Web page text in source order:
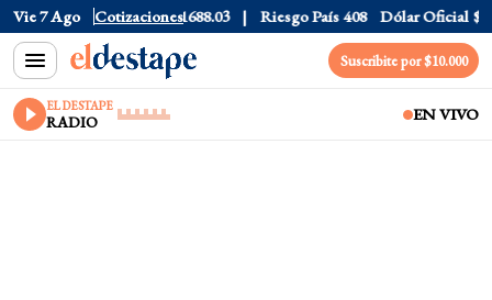
Vie 7 Ago Cotizaciones
$1577.3 Euro $1688.03 Riesgo País 408 Dólar Oficial $1520
Suscribite por $10.000
EL DESTAPE
RADIO EN VIVO